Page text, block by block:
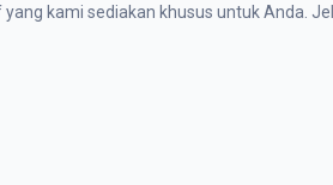
kami sediakan khusus untuk Anda.